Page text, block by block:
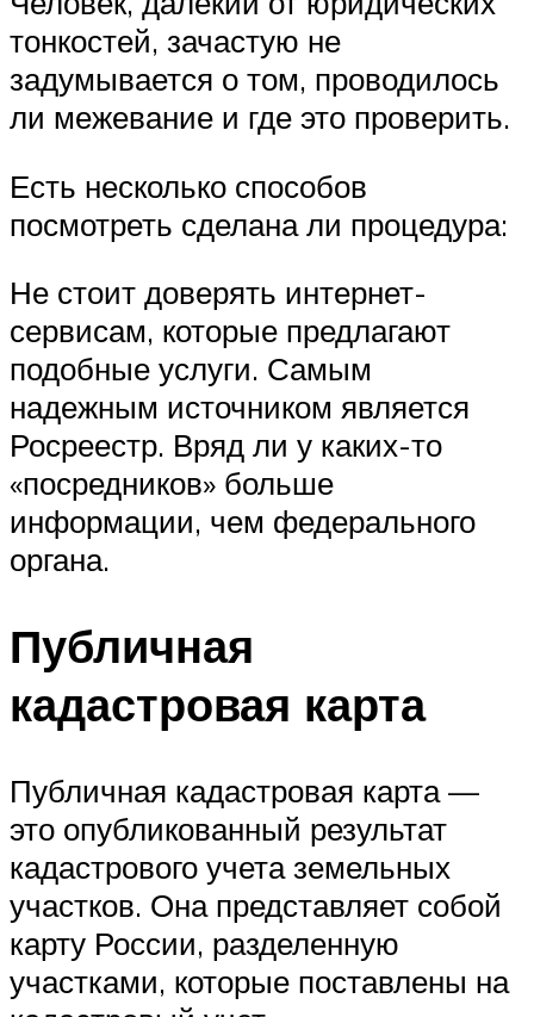
тонкостей, зачастую не
задумывается о том, проводилось
ли межевание и где это проверить.
Есть несколько способов
посмотреть сделана ли процедура:
Не стоит доверять интернет-
сервисам, которые предлагают
подобные услуги. Самым
надежным источником является
Росреестр. Вряд ли у каких-то
«посредников» больше
информации, чем федерального
органа.
Публичная
кадастровая карта
Публичная кадастровая карта —
это опубликованный результат
кадастрового учета земельных
участков. Она представляет собой
карту России, разделенную
участками, которые поставлены на